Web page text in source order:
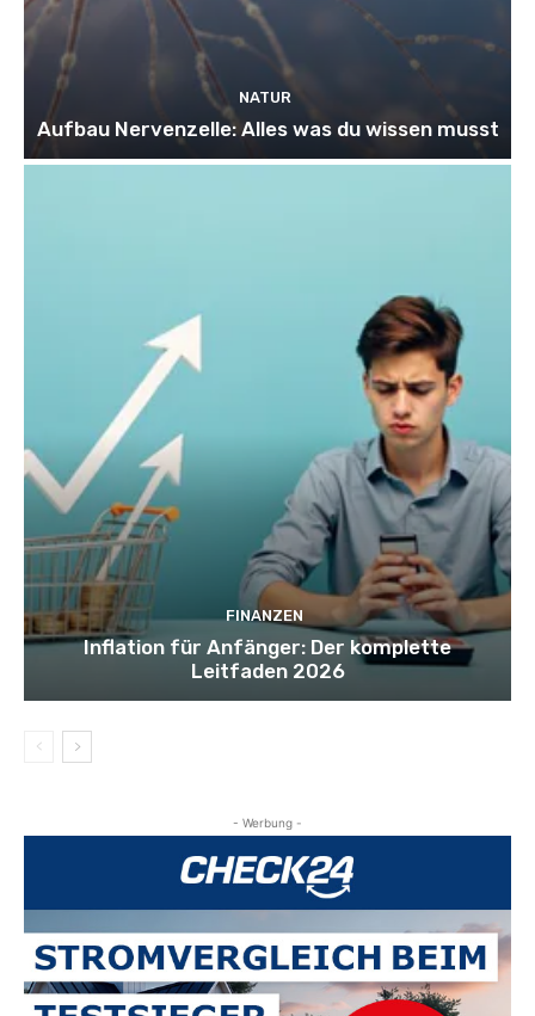
NATUR
Aufbau Nervenzelle: Alles was du wissen musst
FINANZEN
Inflation für Anfänger: Der komplette
Leitfaden 2026
- Werbung -